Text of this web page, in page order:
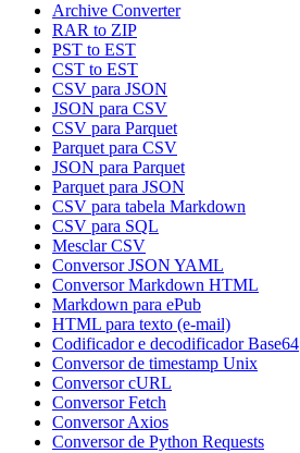
Archive Converter
RAR to ZIP
PST to EST
CST to EST
CSV para JSON
JSON para CSV
CSV para Parquet
Parquet para CSV
JSON para Parquet
Parquet para JSON
CSV para tabela Markdown
CSV para SQL
Mesclar CSV
Conversor JSON YAML
Conversor Markdown HTML
Markdown para ePub
HTML para texto (e-mail)
Codificador e decodificador Base64
Conversor de timestamp Unix
Conversor cURL
Conversor Fetch
Conversor Axios
Conversor de Python Requests